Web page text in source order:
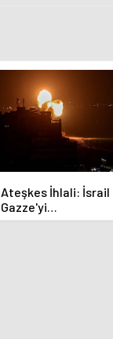
Ateşkes İhlali: İsrail
Gazze'yi
Bombalamaya